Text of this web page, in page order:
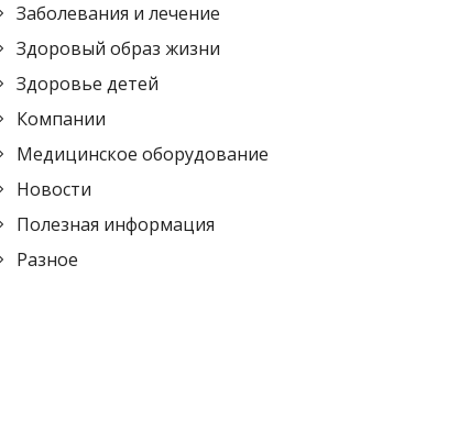
Заболевания и лечение
Здоровый образ жизни
Здоровье детей
Компании
Медицинское оборудование
Новости
Полезная информация
Разное